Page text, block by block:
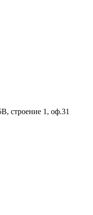
строение 1, оф.31